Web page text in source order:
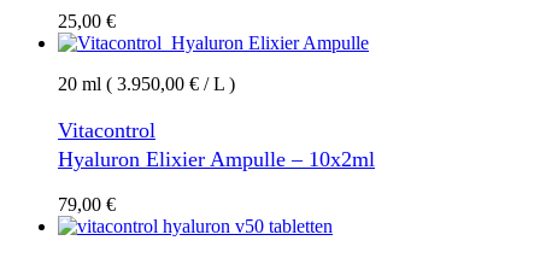
25,00 €
20 ml ( 3.950,00 € / L )
Vitacontrol
Hyaluron Elixier Ampulle – 10x2ml
79,00 €